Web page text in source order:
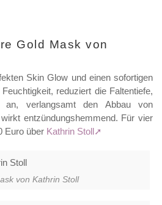
Gold Mask von
Skin Glow und einen sofortigen
reduziert die Faltentiefe,
an, verlangsamt den Abbau von
entzündungshemmend. Für vier
Euro über Kathrin Stoll
von Kathrin Stoll